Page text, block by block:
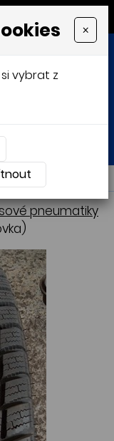
pneumatiky
×
vybrat z